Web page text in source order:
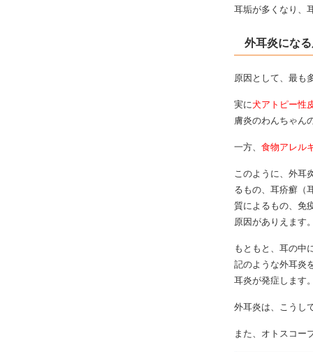
耳垢が多くなり、
外耳炎にな
原因として、最も
実に犬アトピー性
膚炎のわんちゃん
一方、 食物アレル
このように、外耳
るもの、耳疥癬（
質によるもの、免
原因がありえます
もともと、耳の中
記のような外耳炎
耳炎が発症します
外耳炎は、こうし
また、オトスコー